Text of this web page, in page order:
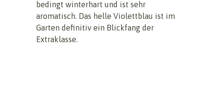
bedingt winterhart und ist sehr
aromatisch. Das helle Violettblau ist im
Garten definitiv ein Blickfang der
Extraklasse.